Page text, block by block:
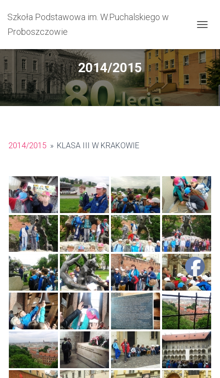
Szkoła Podstawowa im. W.Puchalskiego w
Proboszczowie
2014/2015
2014/2015 » KLASA III W KRAKOWIE